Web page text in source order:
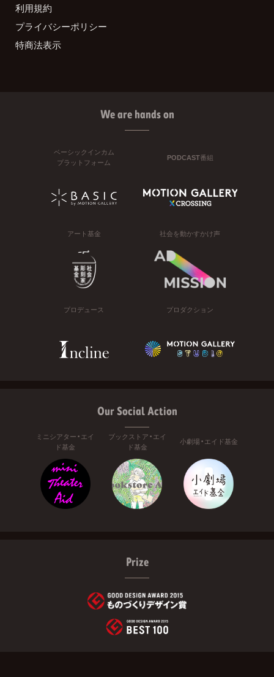
利用規約
プライバシーポリシー
特商法表示
We are hands on
ベーシックインカム
プラットフォーム
PODCAST番組
アート基金 社会を動かすかけ声
プロデュース プロダクション
Our Social Action
ミニシアター・エイ
ド基金
ブックストア・エイ
ド基金
小劇場・エイド基金
Prize